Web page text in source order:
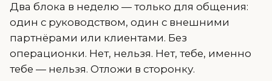
Два блока в неделю — только для общения:
один с руководством, один с внешними
партнёрами или клиентами. Без
операционки. Нет, нельзя. Нет, тебе, именно
тебе — нельзя. Отложи в сторонку.